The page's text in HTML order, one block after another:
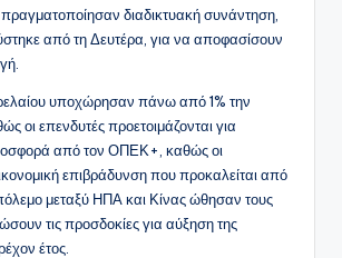
διαδικτυακή συνάντηση,
από τη Δευτέρα, για να αποφασίσουν
υποχώρησαν πάνω από 1% την
οι επενδυτές προετοιμάζονται για
από τον ΟΠΕΚ+, καθώς οι
επιβράδυνση που προκαλείται από
μεταξύ ΗΠΑ και Κίνας ώθησαν τους
τις προσδοκίες για αύξηση της
έτος.